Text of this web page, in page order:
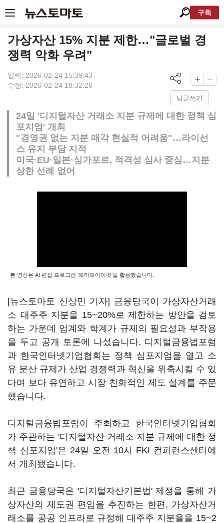
구독
가상자산 15% 지분 제한…"글로벌 경
쟁력 악화 우려"
입력: 2026-02-24 15:39:43
수정: 2026-02-24 18:32:26
답글쓰기
24일 '디지털자산 거래소 지분 규제에 대한 정책 심
포지엄' 개최
"경영권 없는 지분 매각 현실적 어려움"…라이선
스 유지 부담 지적
미국·EU·일본·싱가포르, 적격성 심사 중심…지분
상한 선례 없어
본 영상은 AI 편집 프로그램 '토마토아이컷'을 활용했습니다.
[뉴스토마토 신상민 기자] 금융당국이 가상자산거래
소 대주주 지분을 15~20%로 제한하는 방안을 검토
하는 가운데 업계와 학계가 규제의 필요성과 부작용
을 두고 공개 토론에 나섰습니다. 디지털금융법포럼
과 한국인터넷기업협회는 정책 심포지엄을 열고 소
유 분산 규제가 산업 경쟁력과 혁신을 위축시킬 수 있
다며 보다 유연하고 시장 친화적인 제도 설계를 주문
했습니다.
디지털금융법포럼이 주최하고 한국인터넷기업협회
가 주관하는 '디지털자산 거래소 지분 규제에 대한 정
책 심포지엄'은 24일 오전 10시 FKI 컨퍼런스센터에
서 개최됐습니다.
최근 금융당국은 '디지털자산기본법' 제정을 통해 가
상자산의 제도권 편입을 추진하는 한편, 가상자산거
래소를 공공 인프라로 규정해 대주주 지분율을 15~2